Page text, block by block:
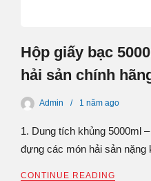
Hộp giấy bạc
hải sản chính
Admin 1 năm ago
1. Dung tích khủng 5000ml
đựng các món hải sản
CONTINUE READING